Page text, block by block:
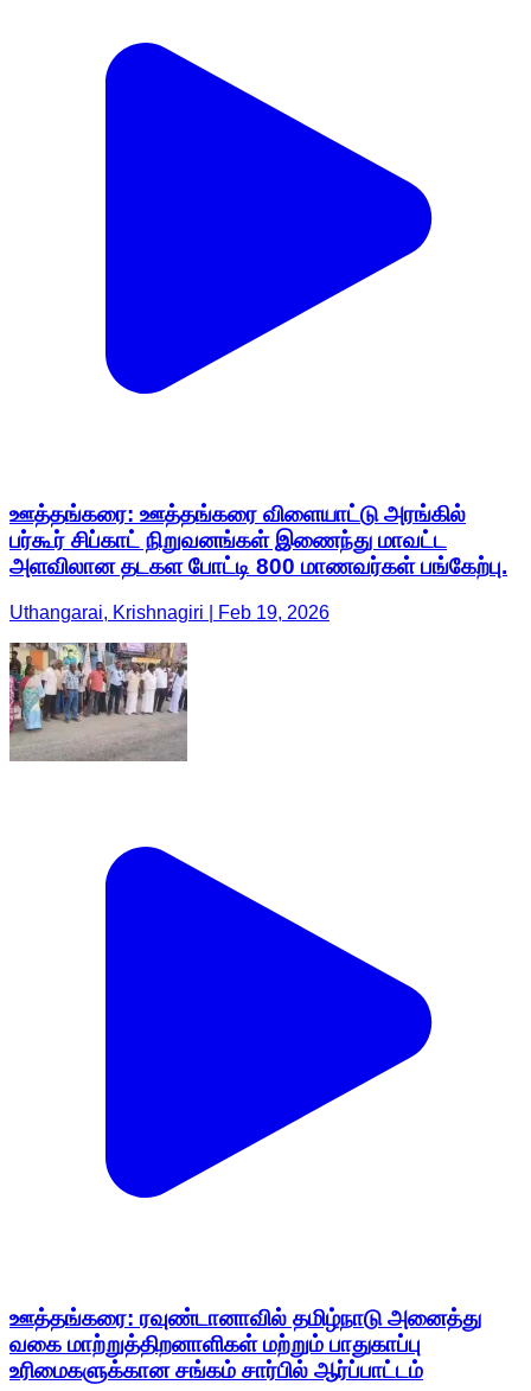
ஊத்தங்கரை: ஊத்தங்கரை விளையாட்டு அரங்கில்
பர்கூர் சிப்காட் நிறுவனங்கள் இணைந்து மாவட்ட
அளவிலான தடகள போட்டி 800 மாணவர்கள் பங்கேற்பு.
Uthangarai, Krishnagiri | Feb 19, 2026
ஊத்தங்கரை: ரவுண்டானாவில் தமிழ்நாடு அனைத்து
வகை மாற்றுத்திறனாளிகள் மற்றும் பாதுகாப்பு
உரிமைகளுக்கான சங்கம் சார்பில் ஆர்ப்பாட்டம்